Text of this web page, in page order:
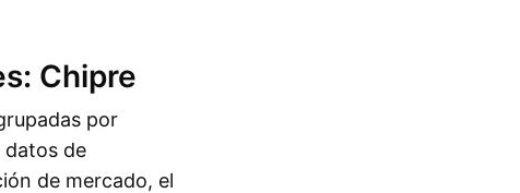
Chipre
por
datos de
de mercado, el